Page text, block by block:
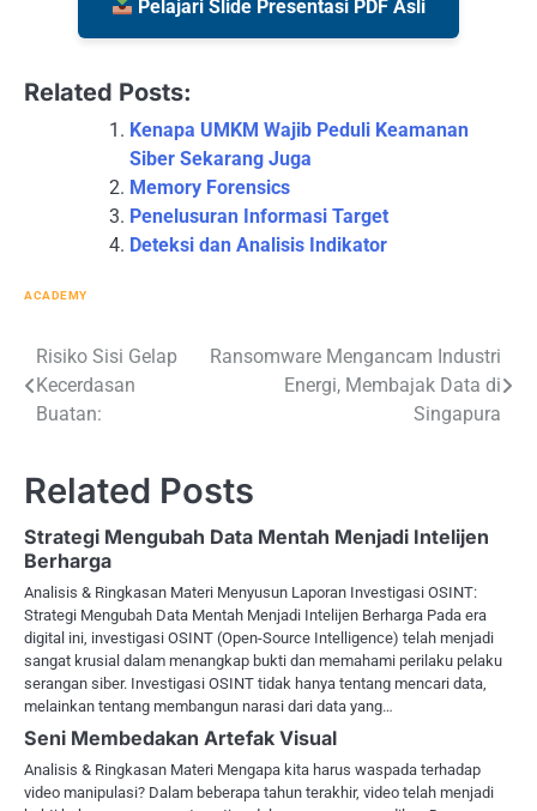
Pelajari Slide Presentasi PDF Asli
Related Posts:
Kenapa UMKM Wajib Peduli Keamanan
Siber Sekarang Juga
Memory Forensics
Penelusuran Informasi Target
Deteksi dan Analisis Indikator
ACADEMY
Post
navigation
Risiko Sisi Gelap
Kecerdasan
Buatan:
Ransomware Mengancam Industri
Energi, Membajak Data di
Singapura
Related Posts
Strategi Mengubah Data Mentah Menjadi Intelijen
Berharga
Analisis & Ringkasan Materi Menyusun Laporan Investigasi OSINT:
Strategi Mengubah Data Mentah Menjadi Intelijen Berharga Pada era
digital ini, investigasi OSINT (Open-Source Intelligence) telah menjadi
sangat krusial dalam menangkap bukti dan memahami perilaku pelaku
serangan siber. Investigasi OSINT tidak hanya tentang mencari data,
melainkan tentang membangun narasi dari data yang…
Seni Membedakan Artefak Visual
Analisis & Ringkasan Materi Mengapa kita harus waspada terhadap
video manipulasi? Dalam beberapa tahun terakhir, video telah menjadi